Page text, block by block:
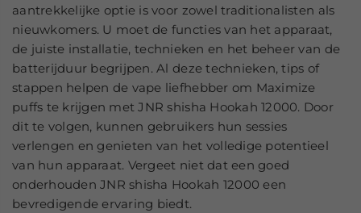
aantrekkelijke optie is voor zowel traditionalisten als
nieuwkomers. U moet de functies van het apparaat,
de juiste installatie, technieken en het beheer van de
batterijduur begrijpen. Al deze technieken, tips of
stappen helpen de vape liefhebber om Maximize
puffs te krijgen met JNR shisha Hookah 12000. Door
dit te volgen, kunnen gebruikers hun sessies
verlengen en genieten van het volledige potentieel
van hun apparaat. Vergeet niet dat een goed
onderhouden JNR shisha Hookah 12000 een
bevredigende ervaring biedt.